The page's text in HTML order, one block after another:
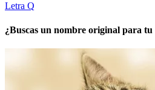
Letra Q
¿Buscas un nombre original para tu